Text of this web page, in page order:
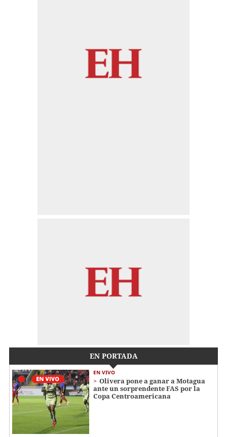
EN PORTADA
EN VIVO
Olivera pone a ganar a Motagua
ante un sorprendente FAS por la
Copa Centroamericana